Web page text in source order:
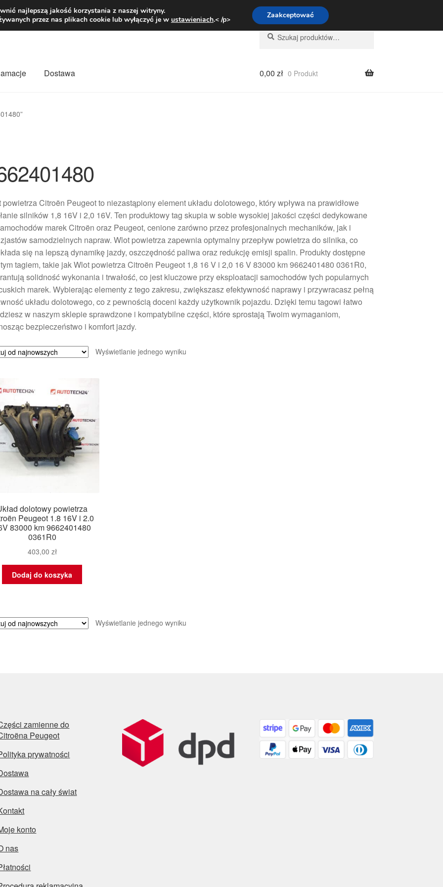
zł Pn.-pt. 9:00-16:00800 003 167
Szukaj:
Szukaj
Dostawa 0,00 zł 0 Produkt
powietrza Citroën Peugeot to niezastąpiony element układu dolotowego, który wpływa na prawidłowe
silników 1,8 16V i 2,0 16V. Ten produktowy tag skupia w sobie wysokiej jakości części dedykowane
marek Citroën oraz Peugeot, cenione zarówno przez profesjonalnych mechaników, jak i
samodzielnych napraw. Wlot powietrza zapewnia optymalny przepływ powietrza do silnika, co
się na lepszą dynamikę jazdy, oszczędność paliwa oraz redukcję emisji spalin. Produkty dostępne
tagiem, takie jak Wlot powietrza Citroën Peugeot 1,8 16 V i 2,0 16 V 83000 km 9662401480 0361R0,
solidność wykonania i trwałość, co jest kluczowe przy eksploatacji samochodów tych popularnych
marek. Wybierając elementy z tego zakresu, zwiększasz efektywność naprawy i przywracasz pełną
układu dolotowego, co z pewnością doceni każdy użytkownik pojazdu. Dzięki temu tagowi łatwo
w naszym sklepie sprawdzone i kompatybilne części, które sprostają Twoim wymaganiom,
bezpieczeństwo i komfort jazdy.
Wyświetlanie jednego wyniku
dolotowy powietrza
Peugeot 1.8 16V i 2.0
83000 km 9662401480
0361R0
403,00 zł
Dodaj do koszyka
Wyświetlanie jednego wyniku
zamienne do
Peugeot
prywatności
na cały świat
konto
nas
najlepszą jakość korzystania z naszej witryny.
przez nas plikach cookie lub wyłączyć je w ustawieniach.< /p> Zaakceptować